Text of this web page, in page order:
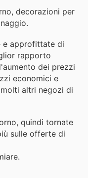
decorazioni per
e approfittate di
rapporto
dei prezzi
economici e
altri negozi di
quindi tornate
sulle offerte di